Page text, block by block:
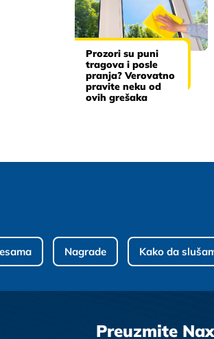
Prozori su puni
tragova i posle
pranja? Verovatno
pravite neku od
ovih grešaka
Nagrade Kako da
Preuzmite